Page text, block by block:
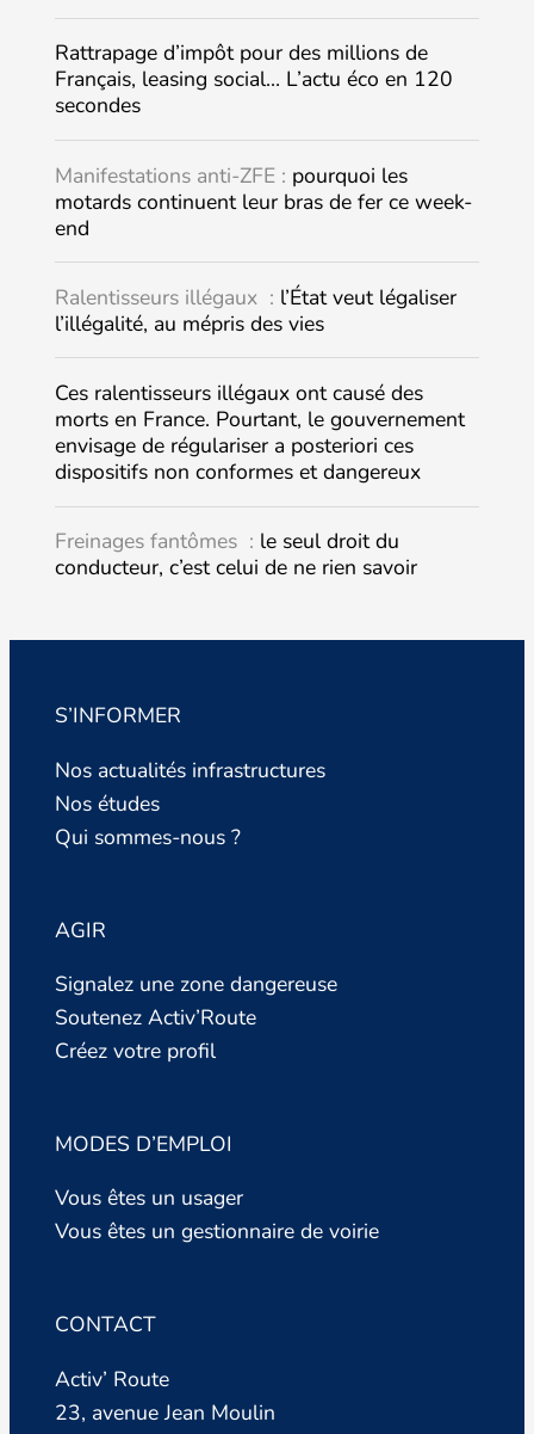
Rattrapage d’impôt pour des millions de
Français, leasing social… L’actu éco en 120
secondes
Manifestations anti-ZFE : pourquoi les
motards continuent leur bras de fer ce week-
end
Ralentisseurs illégaux : l’État veut légaliser
l’illégalité, au mépris des vies
Ces ralentisseurs illégaux ont causé des
morts en France. Pourtant, le gouvernement
envisage de régulariser a posteriori ces
dispositifs non conformes et dangereux
Freinages fantômes : le seul droit du
conducteur, c’est celui de ne rien savoir
S’INFORMER
Nos actualités infrastructures
Nos études
Qui sommes-nous ?
AGIR
Signalez une zone dangereuse
Soutenez Activ’Route
Créez votre profil
MODES D’EMPLOI
Vous êtes un usager
Vous êtes un gestionnaire de voirie
CONTACT
Activ’ Route
23, avenue Jean Moulin